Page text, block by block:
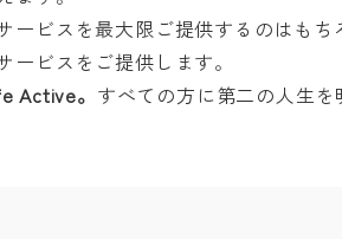
ービスを最大限ご提供するのはも
ービスをご提供します。
Active。 すべての方に第二の人生